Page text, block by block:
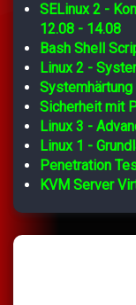
SELinux 2 -
12.08 - 14.08
Bash Shell
Linux 2 -
Sicherheit mit
Linux 3 -
Linux 1 -
Penetration
KVM Server